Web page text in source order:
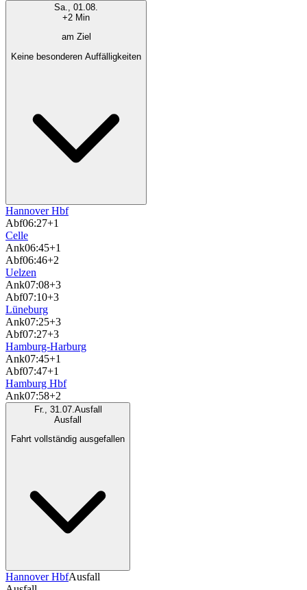
Sa., 01.08.
+2 Min
am Ziel
Keine besonderen Auffälligkeiten
Hannover Hbf
Abf06:27+1
Celle
Ank06:45+1
Abf06:46+2
Uelzen
Ank07:08+3
Abf07:10+3
Lüneburg
Ank07:25+3
Abf07:27+3
Hamburg-Harburg
Ank07:45+1
Abf07:47+1
Hamburg Hbf
Ank07:58+2
Fr., 31.07. Ausfall
Ausfall
Fahrt vollständig ausgefallen
Hannover HbfAusfall